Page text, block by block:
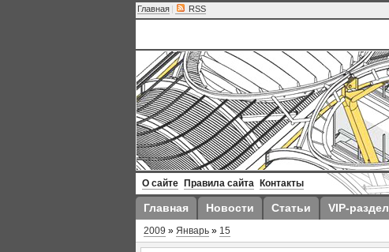
Главная | RSS
О сайте Правила сайта Контакты
Главная Новости Статьи VIP-раздел
2009 » Январь » 15